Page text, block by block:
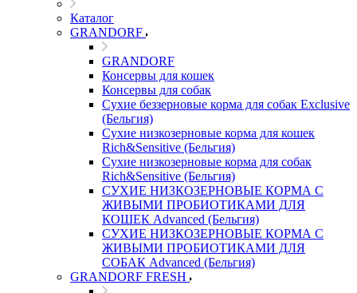
Каталог
GRANDORF
GRANDORF
Консервы для кошек
Консервы для собак
Сухие беззерновые корма для собак Exclusive
(Бельгия)
Сухие низкозерновые корма для кошек
Rich&Sensitive (Бельгия)
Сухие низкозерновые корма для собак
Rich&Sensitive (Бельгия)
СУХИЕ НИЗКОЗЕРНОВЫЕ КОРМА С
ЖИВЫМИ ПРОБИОТИКАМИ ДЛЯ
КОШЕК Advanced (Бельгия)
СУХИЕ НИЗКОЗЕРНОВЫЕ КОРМА С
ЖИВЫМИ ПРОБИОТИКАМИ ДЛЯ
СОБАК Advanced (Бельгия)
GRANDORF FRESH